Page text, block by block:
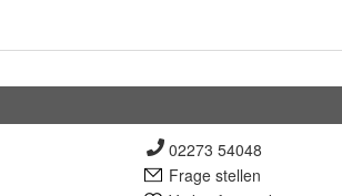
02273 54048
Frage stellen